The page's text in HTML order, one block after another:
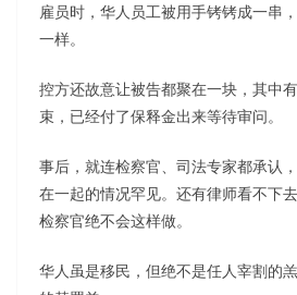
雇员时，华人员工被用手铐铐成一串
一样。
控方还故意让被告都聚在一块，其中
束，已经付了保释金出来等待审问。
事后，就连检察官、司法专家都承认
在一起的情况罕见。还有律师看不下
检察官绝不会这样做。
华人虽是移民，但绝不是任人宰割的